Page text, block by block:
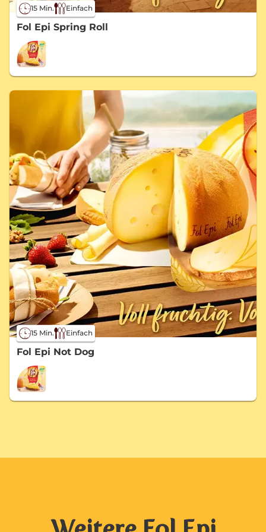
15 Min. Einfach
Fol Epi Spring Roll
15 Min. Einfach
Fol Epi Not Dog